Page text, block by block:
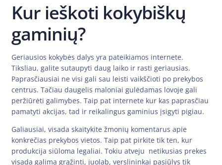
Kur ieškoti kokybiškų
gaminių?
Geriausios kokybės dalys yra pateikiamos internete.
Tiksliau, galite sutaupyti daug laiko ir rasti geriausias.
Paprasčiausiai ne visi gali sau leisti vaikščioti po prekybos
centrus. Tačiau daugelis maloniai gulėdamas lovoje gali
peržiūrėti galimybes. Taip pat internete kur kas paprasčiau
pamatyti akcijas, tad ir reikalingus gaminius įsigyti pigiau.
Galiausiai, visada skaitykite žmonių komentarus apie
konkrečias prekybos vietos. Taip pat pirkite tik ten, kur
produkcija siūloma legaliai. Tokiu atveju netikusias prekes
visada galima grąžinti, juolab, verslininkai pasiūlys tik